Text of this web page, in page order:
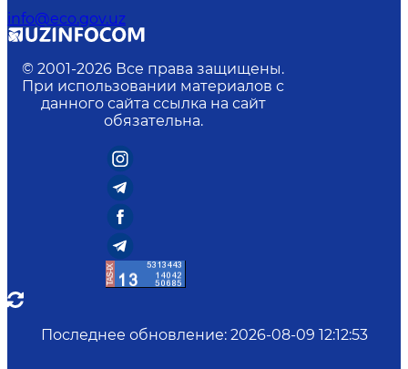
info@eco.gov.uz
© 2001-2026 Все права защищены.
При использовании материалов с
данного сайта ссылка на сайт
обязательна.
Последнее обновление: 2026-08-09 12:12:53